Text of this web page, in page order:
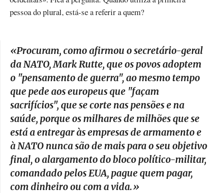
pessoa do plural, está-se a referir a quem?
«Procuram, como afirmou o secretário-geral
da NATO, Mark Rutte, que os povos adoptem
o "pensamento de guerra", ao mesmo tempo
que pede aos europeus que "façam
sacrifícios", que se corte nas pensões e na
saúde, porque os milhares de milhões que se
está a entregar às empresas de armamento e
à NATO nunca são de mais para o seu objetivo
final, o alargamento do bloco político-militar,
comandado pelos EUA, pague quem pagar,
com dinheiro ou com a vida.»